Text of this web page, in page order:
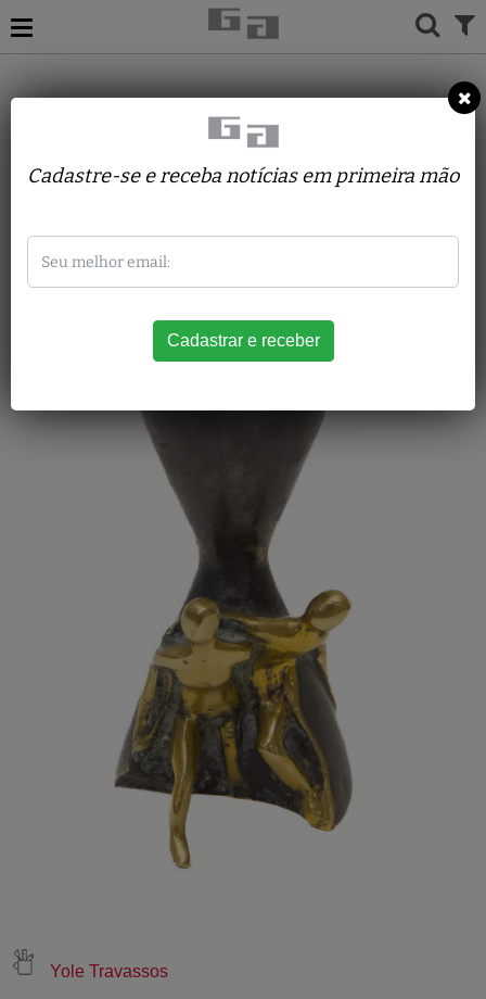
YOLE TRAVASSOS
ATRAVES DO TEMPO N22
Yole Travassos
Cadastre-se e receba notícias em primeira mão